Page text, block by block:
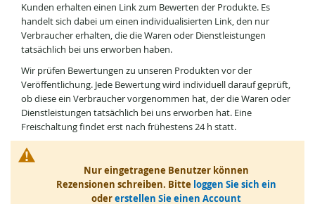
Kunden erhalten einen Link zum Bewerten der Produkte. Es
handelt sich dabei um einen individualisierten Link, den nur
Verbraucher erhalten, die die Waren oder Dienstleistungen
tatsächlich bei uns erworben haben.
Wir prüfen Bewertungen zu unseren Produkten vor der
Veröffentlichung. Jede Bewertung wird individuell darauf geprüft,
ob diese ein Verbraucher vorgenommen hat, der die Waren oder
Dienstleistungen tatsächlich bei uns erworben hat. Eine
Freischaltung findet erst nach frühestens 24 h statt.
Nur eingetragene Benutzer können
Rezensionen schreiben. Bitte loggen Sie sich ein
odererstellen Sie einen Account